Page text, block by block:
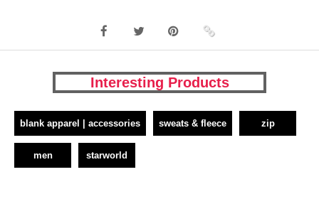
Interesting Products
blank apparel | accessories sweats & fleece zip
men starworld